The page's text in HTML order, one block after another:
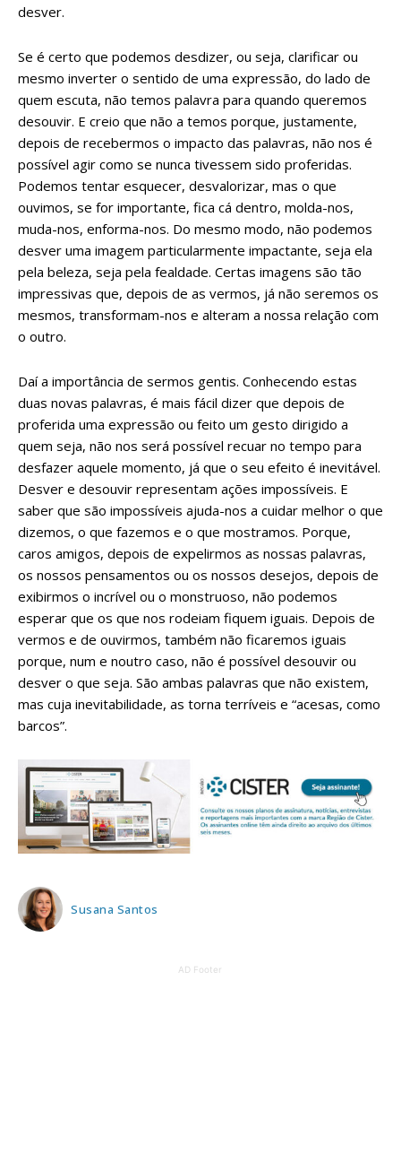
desver.
Se é certo que podemos desdizer, ou seja, clarificar ou
mesmo inverter o sentido de uma expressão, do lado de
quem escuta, não temos palavra para quando queremos
desouvir. E creio que não a temos porque, justamente,
depois de recebermos o impacto das palavras, não nos é
possível agir como se nunca tivessem sido proferidas.
Podemos tentar esquecer, desvalorizar, mas o que
ouvimos, se for importante, fica cá dentro, molda-nos,
muda-nos, enforma-nos. Do mesmo modo, não podemos
desver uma imagem particularmente impactante, seja ela
pela beleza, seja pela fealdade. Certas imagens são tão
impressivas que, depois de as vermos, já não seremos os
mesmos, transformam-nos e alteram a nossa relação com
o outro.
Daí a importância de sermos gentis. Conhecendo estas
duas novas palavras, é mais fácil dizer que depois de
proferida uma expressão ou feito um gesto dirigido a
quem seja, não nos será possível recuar no tempo para
desfazer aquele momento, já que o seu efeito é inevitável.
Desver e desouvir representam ações impossíveis. E
saber que são impossíveis ajuda-nos a cuidar melhor o que
dizemos, o que fazemos e o que mostramos. Porque,
caros amigos, depois de expelirmos as nossas palavras,
os nossos pensamentos ou os nossos desejos, depois de
exibirmos o incrível ou o monstruoso, não podemos
esperar que os que nos rodeiam fiquem iguais. Depois de
vermos e de ouvirmos, também não ficaremos iguais
porque, num e noutro caso, não é possível desouvir ou
desver o que seja. São ambas palavras que não existem,
mas cuja inevitabilidade, as torna terríveis e “acesas, como
barcos”.
Susana Santos
AD Footer